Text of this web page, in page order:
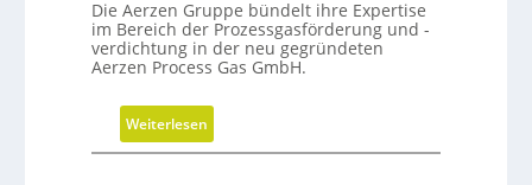
Die Aerzen Gruppe bündelt ihre Expertise
im Bereich der Prozessgasförderung und -
verdichtung in der neu gegründeten
Aerzen Process Gas GmbH.
Weiterlesen
S